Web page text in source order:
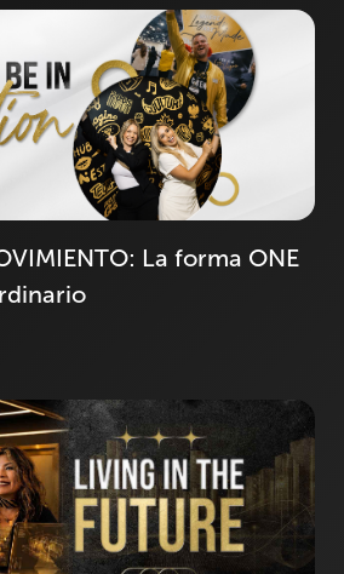
La forma ONE